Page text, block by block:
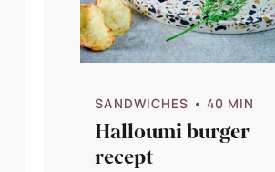
SANDWICHES • 40 MIN
Halloumi burger
recept